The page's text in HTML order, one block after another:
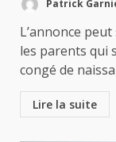
Patrick
L’annonce
les parents qui
congé de
Lire la suite